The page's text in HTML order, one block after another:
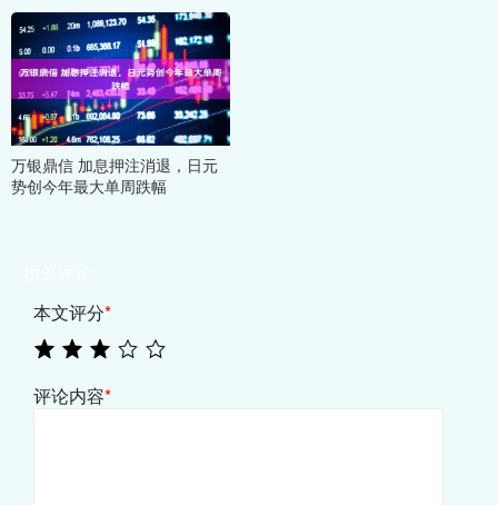
万银鼎信 加息押注消退，日元
势创今年最大单周跌幅
本文评分*
评论内容*